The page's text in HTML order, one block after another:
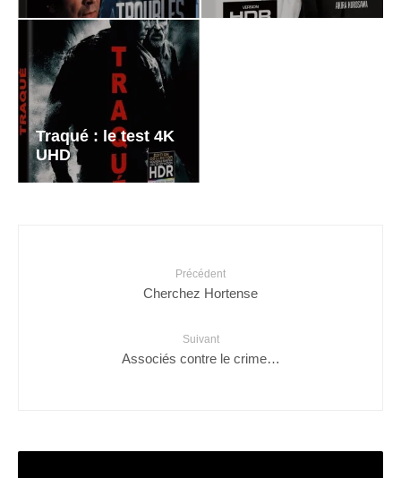
Traqué : le test 4K
UHD
Précédent
Cherchez Hortense
Suivant
Associés contre le crime…